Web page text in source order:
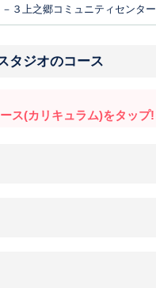
３上之郷コミュニティセンター
タジオのコース
ス(カリキュラム)をタップ!